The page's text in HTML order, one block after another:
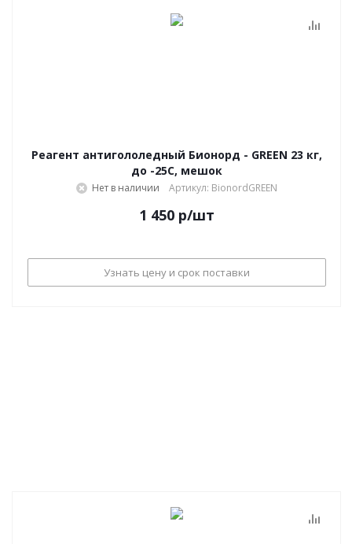
Реагент антигололедный Бионорд - GREEN 23 кг,
до -25С, мешок
Нет в наличии Артикул: BionordGREEN
1 450 р/шт
Узнать цену и срок поставки